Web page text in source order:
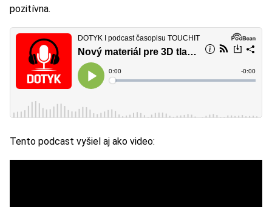
pozitívna.
Tento podcast vyšiel aj ako video: